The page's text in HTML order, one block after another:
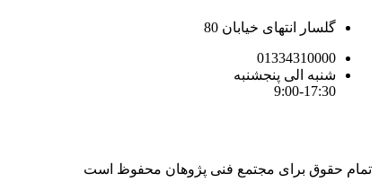
گلسار انتهای خیابان 80
01334310000
شنبه الی پنجشنبه
9:00-17:30
تمام حقوق برای مجتمع فنی پژوهان محفوظ است